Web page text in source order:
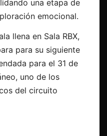
una etapa de
emocional.
llena en Sala RBX,
para su siguiente
para el 31 de
uno de los
del circuito